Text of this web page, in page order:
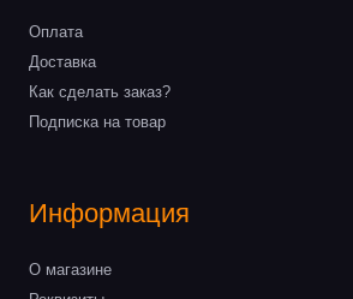
Оплата
Доставка
Как сделать заказ?
Подписка на товар
Информация
О магазине